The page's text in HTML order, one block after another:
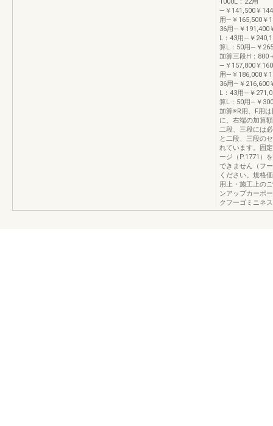
―￥141,500￥
用―￥165,500￥
36用―￥191,400
L：43用―￥
算L：50用―￥
加算三段H：800
―￥157,800￥
用―￥186,000￥
36用―￥216,600
L：43用―￥
算L：50用―￥
加算※R用、F用
に、右端の加算
二段、三段には
と二段、三段の
れています。固
ージ（P.1771）
できません（フ
ください。規格
用上・施工上の
ンアップカーポ
クフーゴミニネ